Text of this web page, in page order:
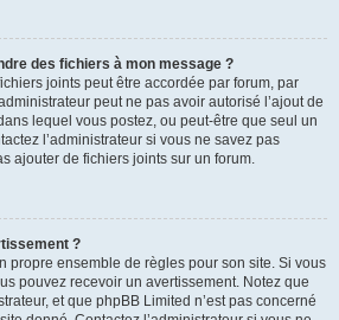
des fichiers à mon message ?
joints peut être accordée par forum, par
peut ne pas avoir autorisé l’ajout de
lequel vous postez, ou peut-être que seul un
l’administrateur si vous ne savez pas
ajouter de fichiers joints sur un forum.
?
propre ensemble de règles pour son site. Si vous
pouvez recevoir un avertissement. Notez que
et que phpBB Limited n’est pas concerné